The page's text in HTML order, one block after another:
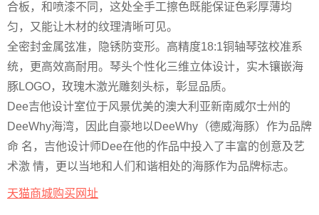
合板，和喷漆不同，这处全手工擦色既能保证色彩厚薄均
匀，又能让木材的纹理清晰可见。
全密封金属弦准，隐锈防变形。高精度18:1铜轴琴弦校准系
统，更高效高耐用。琴头个性化三维立体设计，实木镶嵌海
豚LOGO，玫瑰木激光雕刻头标，彰显品质。
Dee吉他设计室位于风景优美的澳大利亚新南威尔士州的
DeeWhy海湾，因此自豪地以DeeWhy（德威海豚）作为品牌
命 名，吉他设计师Dee在他的作品中投入了丰富的创意及艺
术激 情，更以当地和人们和谐相处的海豚作为品牌标志。
天猫商城购买网址